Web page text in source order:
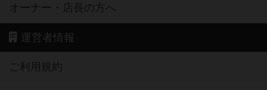
オーナー・店長の方へ
運営者情報
ご利用規約